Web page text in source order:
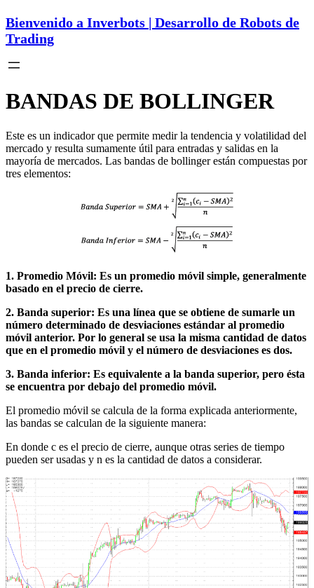
Bienvenido a Inverbots | Desarrollo de Robots de
Trading
BANDAS DE BOLLINGER
Este es un indicador que permite medir la tendencia y volatilidad del
mercado y resulta sumamente útil para entradas y salidas en la
mayoría de mercados. Las bandas de bollinger están compuestas por
tres elementos:
1. Promedio Móvil: Es un promedio móvil simple, generalmente
basado en el precio de cierre.
2. Banda superior: Es una línea que se obtiene de sumarle un
número determinado de desviaciones estándar al promedio
móvil anterior. Por lo general se usa la misma cantidad de datos
que en el promedio móvil y el número de desviaciones es dos.
3. Banda inferior: Es equivalente a la banda superior, pero ésta
se encuentra por debajo del promedio móvil.
El promedio móvil se calcula de la forma explicada anteriormente,
las bandas se calculan de la siguiente manera:
En donde c es el precio de cierre, aunque otras series de tiempo
pueden ser usadas y n es la cantidad de datos a considerar.